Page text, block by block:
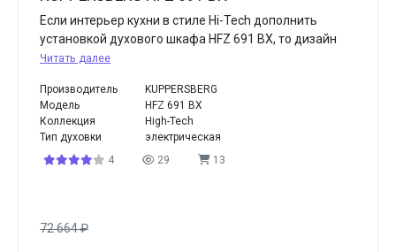
Если интерьер кухни в стиле Hi-Tech дополнить
установкой духового шкафа HFZ 691 BX, то дизайн
Читать далее
Производитель
KUPPERSBERG
Модель
HFZ 691 BX
Коллекция
High-Tech
Тип духовки
электрическая
4
29 13
72 664₽